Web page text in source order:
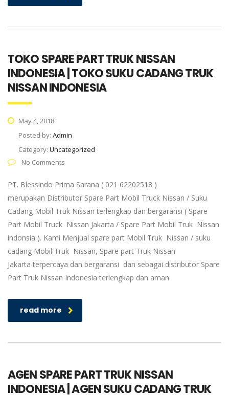
TOKO SPARE PART TRUK NISSAN
INDONESIA | TOKO SUKU CADANG TRUK
NISSAN INDONESIA
May 4, 2018
Posted by: Admin
Category: Uncategorized
No Comments
PT. Blessindo Prima Sarana ( 021 62202518 )
merupakan Distributor Spare Part Mobil Truck Nissan / Suku
Cadang Mobil Truk Nissan terlengkap dan bergaransi ( Spare
Part Mobil Truck Nissan Jakarta / Spare Part Mobil Truk Nissan
indonsia ). Kami Menjual spare part Mobil Truk Nissan / suku
cadang Mobil Truk Nissan, Spare part Truk Nissan
Jakarta terpercaya dan bergaransi dan sebagai distributor Spare
Part Truk Nissan Indonesia terlengkap dan aman
read more
AGEN SPARE PART TRUK NISSAN
INDONESIA | AGEN SUKU CADANG TRUK